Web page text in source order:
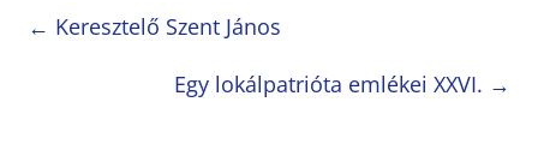
← Keresztelő Szent János
Egy lokálpatrióta emlékei XXVI. →